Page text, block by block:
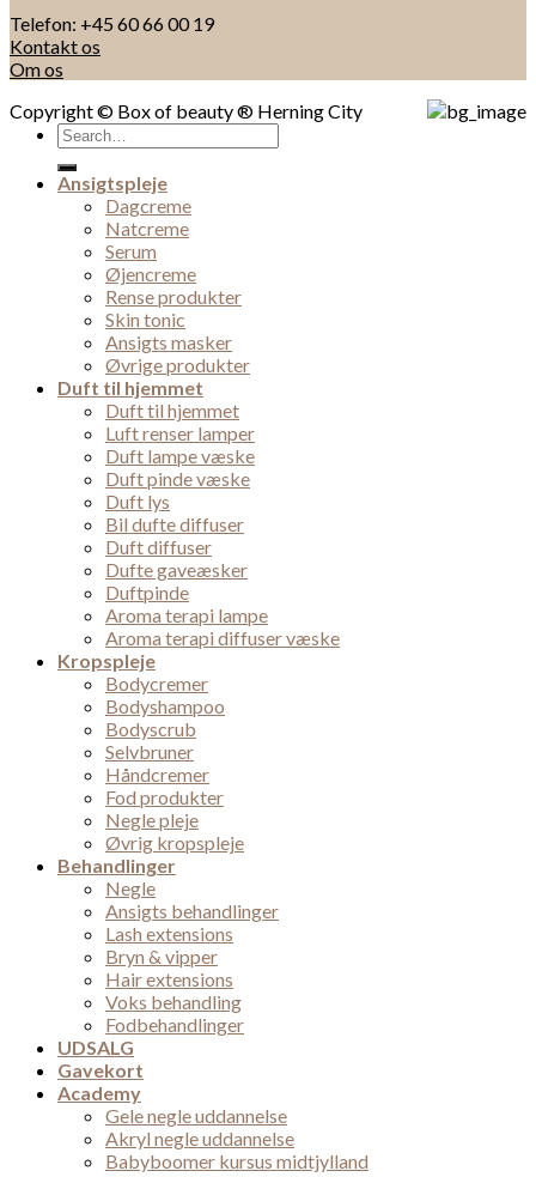
Telefon: +45 60 66 00 19
Kontakt os
Om os
Copyright © Box of beauty ® Herning City
Search
for:
Ansigtspleje
Dagcreme
Natcreme
Serum
Øjencreme
Rense produkter
Skin tonic
Ansigts masker
Øvrige produkter
Duft til hjemmet
Duft til hjemmet
Luft renser lamper
Duft lampe væske
Duft pinde væske
Duft lys
Bil dufte diffuser
Duft diffuser
Dufte gaveæsker
Duftpinde
Aroma terapi lampe
Aroma terapi diffuser væske
Kropspleje
Bodycremer
Bodyshampoo
Bodyscrub
Selvbruner
Håndcremer
Fod produkter
Negle pleje
Øvrig kropspleje
Behandlinger
Negle
Ansigts behandlinger
Lash extensions
Bryn & vipper
Hair extensions
Voks behandling
Fodbehandlinger
UDSALG
Gavekort
Academy
Gele negle uddannelse
Akryl negle uddannelse
Babyboomer kursus midtjylland